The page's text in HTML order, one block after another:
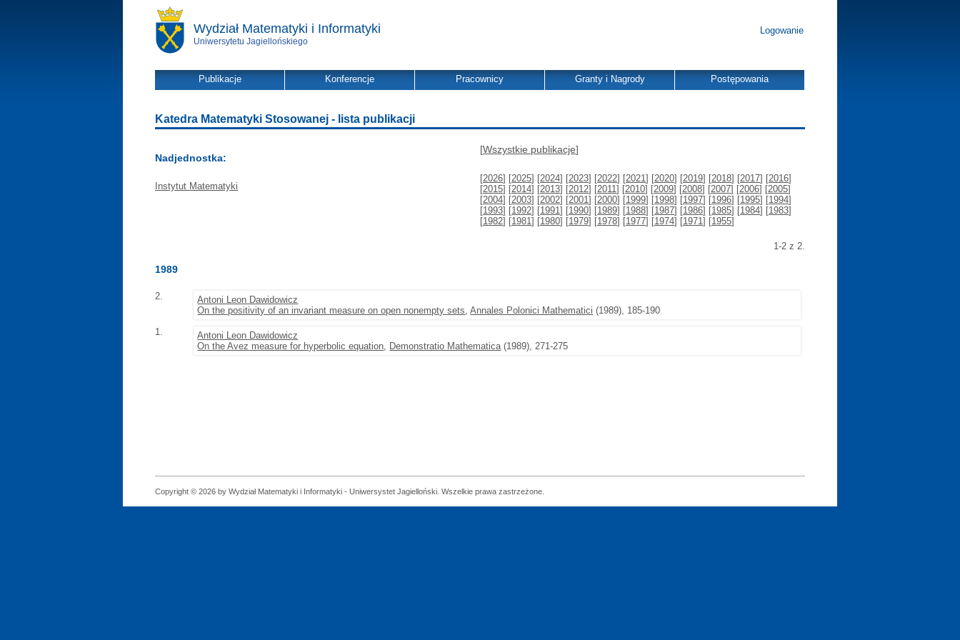
Wydział Matematyki i Informatyki
Uniwersytetu Jagiellońskiego
Logowanie
Publikacje Konferencje Pracownicy Granty i Nagrody Postępowania
Katedra Matematyki Stosowanej - lista publikacji
Nadjednostka:
Instytut Matematyki
[Wszystkie publikacje]
[2026] [2025] [2024] [2023] [2022] [2021] [2020] [2019] [2018] [2017] [2016]
[2015] [2014] [2013] [2012] [2011] [2010] [2009] [2008] [2007] [2006] [2005]
[2004] [2003] [2002] [2001] [2000] [1999] [1998] [1997] [1996] [1995] [1994]
[1993] [1992] [1991] [1990] [1989] [1988] [1987] [1986] [1985] [1984] [1983]
[1982] [1981] [1980] [1979] [1978] [1977] [1974] [1971] [1955]
1-2 z 2.
1989
2.
Antoni Leon Dawidowicz
On the positivity of an invariant measure on open nonempty sets,Annales Polonici Mathematici (1989), 185-190
1.
Antoni Leon Dawidowicz
On the Avez measure for hyperbolic equation, Demonstratio Mathematica(1989), 271-275
Copyright © 2026 by Wydział Matematyki i Informatyki - Uniwersystet Jagielloński. Wszelkie prawa zastrzeżone.